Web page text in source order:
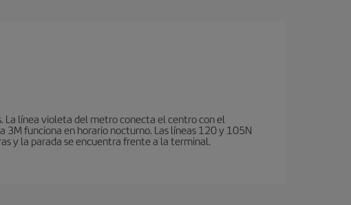
La línea violeta del metro conecta el centro con el
funciona en horario nocturno. Las líneas 120 y 105N
y la parada se encuentra frente a la terminal.